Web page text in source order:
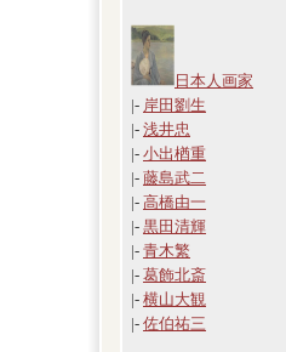
日本人画家
|- 岸田劉生
|- 浅井忠
|- 小出楢重
|- 藤島武二
|- 高橋由一
|- 黒田清輝
|- 青木繁
|- 葛飾北斎
|- 横山大観
|- 佐伯祐三